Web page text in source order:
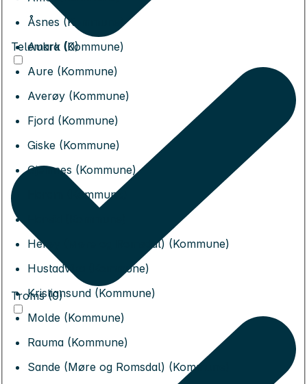
Åsnes (Kommune)
Aukra (Kommune)
Aure (Kommune)
Averøy (Kommune)
Fjord (Kommune)
Giske (Kommune)
Gjemnes (Kommune)
Haram (Kommune)
Herøy (Møre og Romsdal) (Kommune)
Hustadvika (Kommune)
Kristiansund (Kommune)
Molde (Kommune)
Rauma (Kommune)
Sande (Møre og Romsdal) (Kommune)
Telemark (0)
Troms (0)